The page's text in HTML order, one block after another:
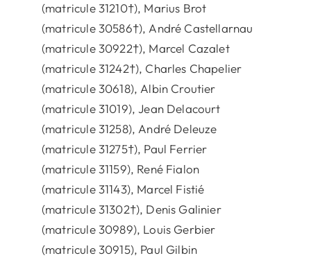
(matricule 31210†), Marius Brot
(matricule 30586†), André Castellarnau
(matricule 30922†), Marcel Cazalet
(matricule 31242†), Charles Chapelier
(matricule 30618), Albin Croutier
(matricule 31019), Jean Delacourt
(matricule 31258), André Deleuze
(matricule 31275†), Paul Ferrier
(matricule 31159), René Fialon
(matricule 31143), Marcel Fistié
(matricule 31302†), Denis Galinier
(matricule 30989), Louis Gerbier
(matricule 30915), Paul Gilbin